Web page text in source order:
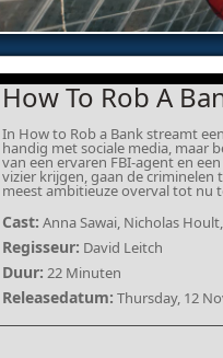
How To Rob A
In How to Rob a Bank streamt
handig met sociale media, maar
van een ervaren FBI-agent en
vizier krijgen, gaan de
meest ambitieuze overval tot nu
Cast: Anna Sawai, Nicholas
Regisseur: David Leitch
Duur: 22 Minuten
Releasedatum: Thursday, 12